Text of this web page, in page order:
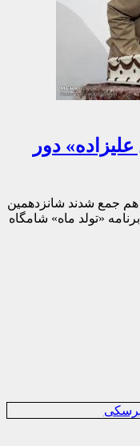
دور
هم جمع شدند شانزدهمین
«تولد ماه» شامگاه